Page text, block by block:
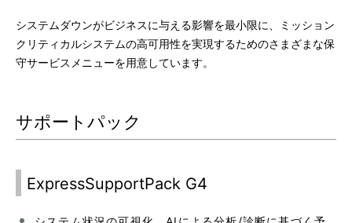
システムダウンがビジネスに与える影響を最小限に、ミッション
クリティカルシステムの高可用性を実現するためのさまざまな保
守サービスメニューを用意しています。
サポートパック
ExpressSupportPack G4